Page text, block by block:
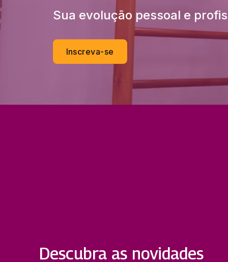
Sua evolução pessoal e
Inscreva-se
Descubra as novidades